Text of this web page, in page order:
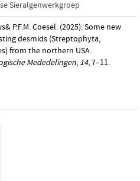
Sieralgenwerkgroep
P.F.M. Coesel. (2025). Some new
desmids (Streptophyta,
from the northern USA.
Mededelingen, 14, 7–11.